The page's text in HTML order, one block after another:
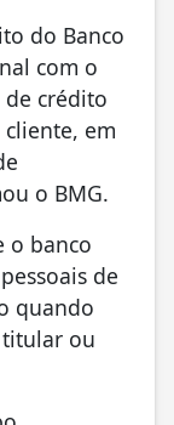
do Banco
com o
crédito
em
o BMG.
o banco
de
quando
titular ou